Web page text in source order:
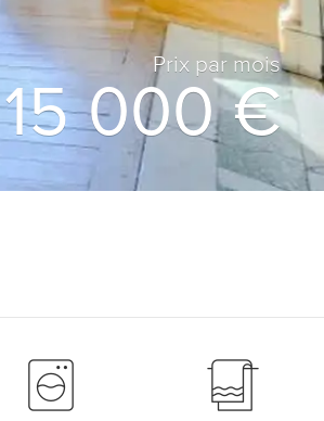
Prix ​​par mois
15 000 €